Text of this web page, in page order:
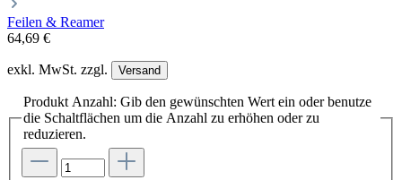
Feilen & Reamer
64,69 €
exkl. MwSt. zzgl. Versand
Produkt Anzahl: Gib den gewünschten Wert ein oder benutze
die Schaltflächen um die Anzahl zu erhöhen oder zu
reduzieren.